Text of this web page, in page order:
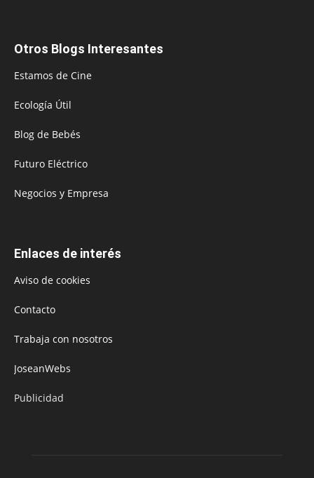
Otros Blogs Interesantes
Estamos de Cine
Ecología Útil
Blog de Bebés
Futuro Eléctrico
Negocios y Empresa
Enlaces de interés
Aviso de cookies
Contacto
Trabaja con nosotros
JoseanWebs
Publicidad